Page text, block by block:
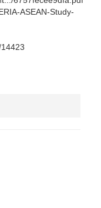
ASEAN-Study-